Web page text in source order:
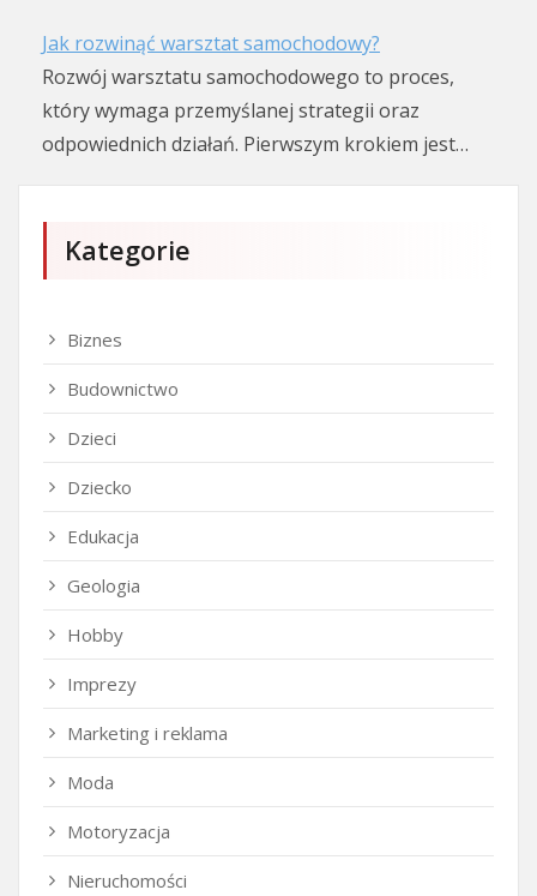
Jak rozwinąć warsztat samochodowy?
Rozwój warsztatu samochodowego to proces,
który wymaga przemyślanej strategii oraz
odpowiednich działań. Pierwszym krokiem jest…
Kategorie
Biznes
Budownictwo
Dzieci
Dziecko
Edukacja
Geologia
Hobby
Imprezy
Marketing i reklama
Moda
Motoryzacja
Nieruchomości